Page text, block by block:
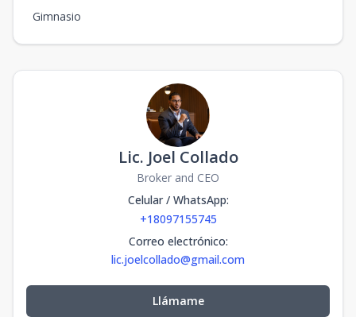
Gimnasio
Lic. Joel Collado
Broker and CEO
Celular / WhatsApp:
+18097155745
Correo electrónico:
lic.joelcollado@gmail.com
Llámame